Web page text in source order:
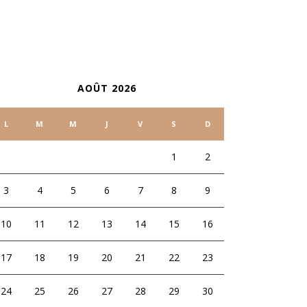
AOÛT 2026
L M M J V S D
1 2
3 4 5 6 7 8 9
10 11 12 13 14 15 16
17 18 19 20 21 22 23
24 25 26 27 28 29 30